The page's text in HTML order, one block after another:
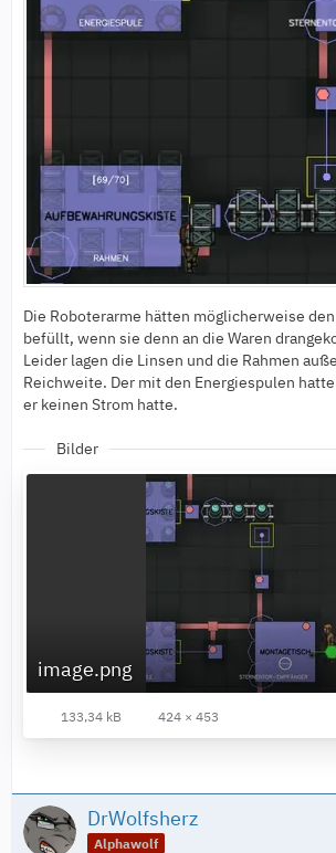
Die Roboterarme hätten möglicherweise
befüllt, wenn sie denn an die Waren
Leider lagen die Linsen und die Rahmen
Reichweite. Der mit den Energiespulen
er keinen Strom hatte.
Bilder
image.png
133,34 kB 424 × 453
DrWolfsherz
Alphawolf